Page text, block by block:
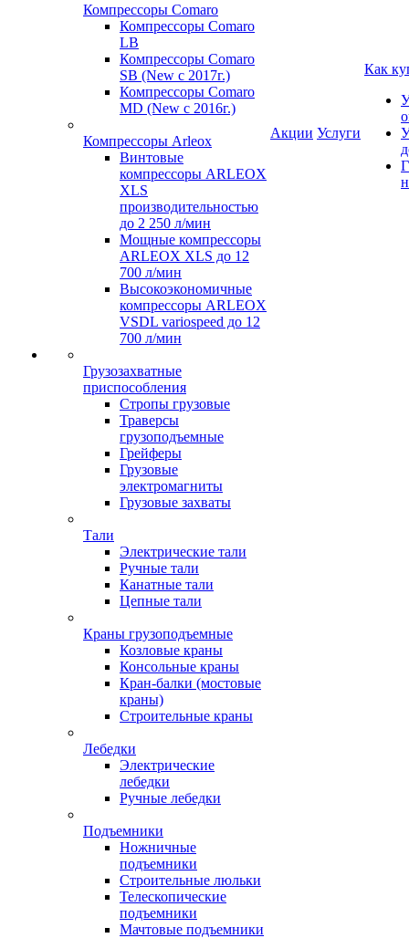
Компрессоры Comaro
Компрессоры Comaro
LB
Компрессоры Comaro
SB (New с 2017г.)
Компрессоры Comaro
MD (New с 2016г.)
Компрессоры Arleox
Винтовые
компрессоры ARLEOX
XLS
производительностью
до 2 250 л/мин
Мощные компрессоры
ARLEOX XLS до 12
700 л/мин
Высокоэкономичные
компрессоры ARLEOX
VSDL variospeed до 12
700 л/мин
Грузозахватные
приспособления
Стропы грузовые
Траверсы
грузоподъемные
Грейферы
Грузовые
электромагниты
Грузовые захваты
Тали
Электрические тали
Ручные тали
Канатные тали
Цепные тали
Краны грузоподъемные
Козловые краны
Консольные краны
Кран-балки (мостовые
краны)
Строительные краны
Лебедки
Электрические
лебедки
Ручные лебедки
Подъемники
Ножничные
подъемники
Строительные люльки
Телескопические
подъемники
Мачтовые подъемники
Акции Услуги
Как